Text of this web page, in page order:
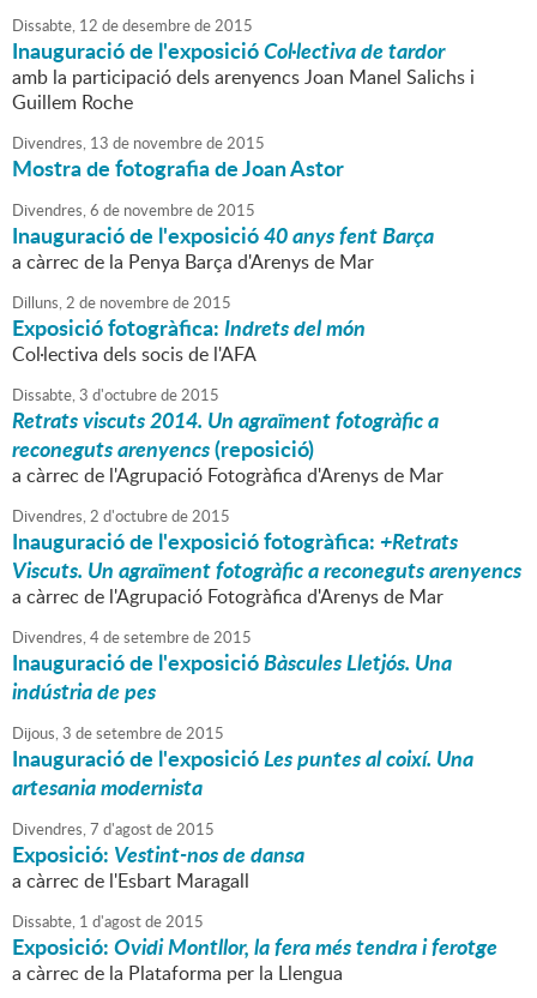
Dissabte, 12 dedesembrede2015
Inauguració de l'exposicióCol·lectiva de tardor
amb la participació dels arenyencs Joan Manel Salichs i
Guillem Roche
Divendres, 13 de novembrede2015
Mostra de fotografia de Joan Astor
Divendres,6 de novembrede2015
Inauguració de l'exposició40 anys fent Barça
a càrrec de la Penya Barça d'Arenys de Mar
Dilluns,2 de novembrede2015
Exposició fotogràfica:Indrets del món
Col·lectiva dels socis de l'AFA
Dissabte,3 d'octubrede2015
Retrats viscuts 2014. Un agraïment fotogràfic a
reconeguts arenyencs(reposició)
a càrrec de l'Agrupació Fotogràfica d'Arenys de Mar
Divendres,2 d'octubrede2015
Inauguració de l'exposició fotogràfica:+Retrats
Viscuts. Un agraïment fotogràfic a reconeguts arenyencs
a càrrec de l'Agrupació Fotogràfica d'Arenys de Mar
Divendres,4desetembrede2015
Inauguració de l'exposicióBàscules Lletjós. Una
indústria de pes
Dijous,3 desetembrede2015
Inauguració de l'exposicióLes puntes al coixí. Una
artesania modernista
Divendres,7 d'agostde2015
Exposició: Vestint-nos de dansa
a càrrec de l'Esbart Maragall
Dissabte, 1 d'agostde2015
Exposició:Ovidi Montllor, la fera més tendra i ferotge
a càrrec de la Plataforma per la Llengua